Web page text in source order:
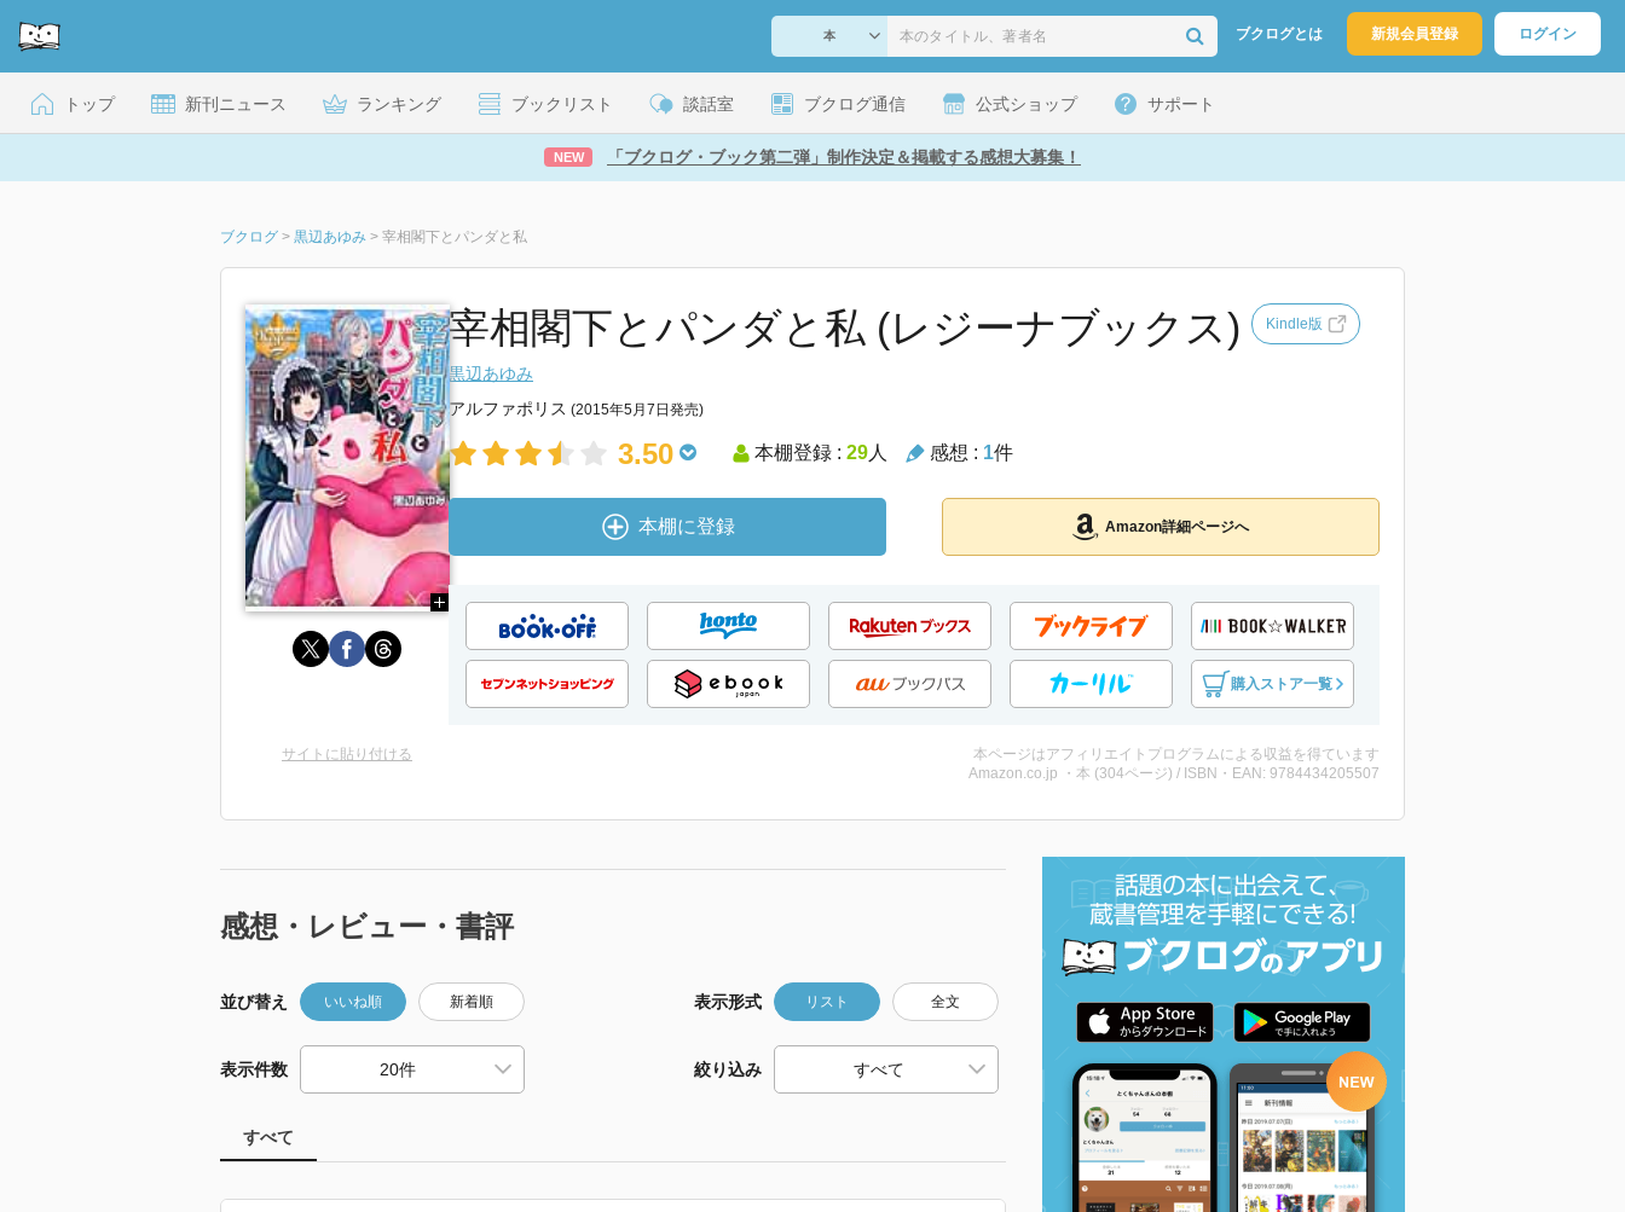
ブクログとは 新規会員登録 ログイン
トップ 新刊ニュース ランキング ブックリスト 談話室 ブクログ通信 公式ショップ サポート
NEW 「ブクログ・ブック第二弾」制作決定＆掲載する感想大募集！
ブクログ > 黒辺あゆみ > 宰相閣下とパンダと私
宰相閣下とパンダと私 (レジーナブックス) Kindle版
黒辺あゆみ
アルファポリス (2015年5月7日発売)
3.50 本棚登録 : 29人 感想 : 1件
本棚に登録 Amazon詳細ページへ
購入ストア一覧
サイトに貼り付ける
本ページはアフィリエイトプログラムによる収益を得ています
Amazon.co.jp ・本 (304ページ) / ISBN・EAN: 9784434205507
感想・レビュー・書評
並び替え いいね順 新着順 表示形式 リスト 全文
表示件数 絞り込み
すべて